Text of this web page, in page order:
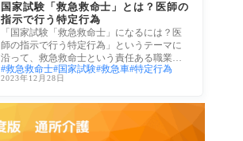
国家試験「救急救命士」とは？医師の
指示で行う特定行為
「国家試験「救急救命士」になるには？医
師の指示で行う特定行為」というテーマに
沿って、救急救命士という責任ある職業へ
の道の
救急救命士 国家試験 救急車 特定行為
2023年12月28日